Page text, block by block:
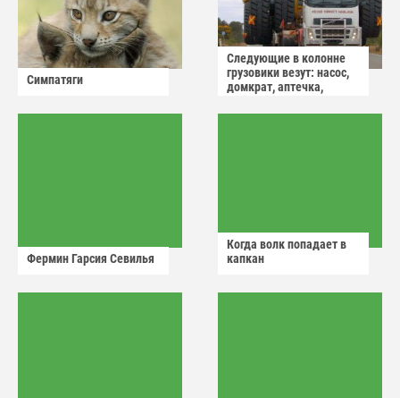
Симпатяги
Следующие в колонне
грузовики везут: насос,
домкрат, аптечка,
Фермин Гарсия Севилья
Когда волк попадает в
капкан